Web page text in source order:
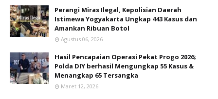
Perangi Miras Ilegal, Kepolisian Daerah
Istimewa Yogyakarta Ungkap 443 Kasus dan
Amankan Ribuan Botol
Agustus 06, 2026
Hasil Pencapaian Operasi Pekat Progo 2026;
Polda DIY berhasil Mengungkap 55 Kasus &
Menangkap 65 Tersangka
Maret 12, 2026